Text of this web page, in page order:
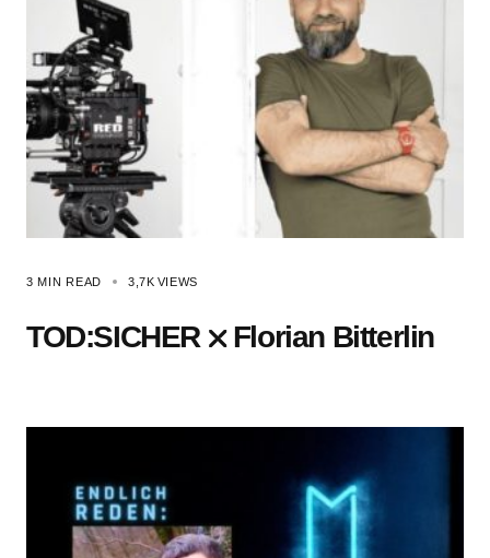
3 MIN READ 3,7K VIEWS
TOD:SICHER ⛌ Florian Bitterlin